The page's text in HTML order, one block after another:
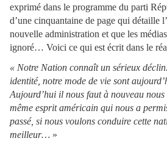
exprimé dans le programme du parti
d’une cinquantaine de page qui détaille
nouvelle administration et que les
ignoré… Voici ce qui est écrit dans le
« Notre Nation connaît un sérieux
identité, notre mode de vie sont
Aujourd’hui il nous faut à nouveau
même esprit américain qui nous a
passé, si nous voulons conduire cette
meilleur… »